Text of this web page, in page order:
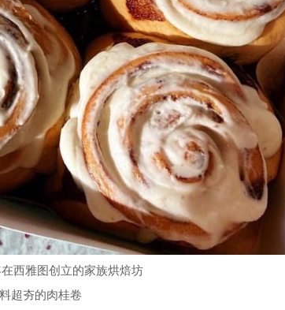
西雅图创立的家族烘焙坊
超夯的肉桂卷